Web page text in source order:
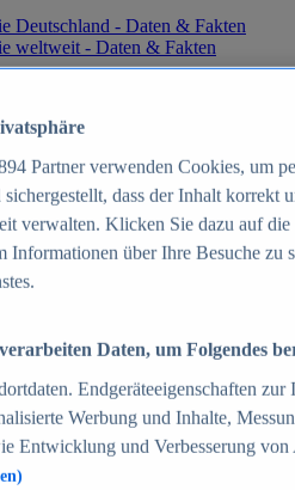
Deutschland - Daten & Fakten
weltweit - Daten & Fakten
Zum Report
des Umsatzes in
in Deutschland und weltweit
Top-50 Online Shops in
Zahlungsverfahren in
im Online-Handel in
Partner verwenden Cookies, um
dass der Inhalt korrekt
verwalten. Klicken Sie dazu auf
Informationen über Ihre Besuche
Daten, um Folgendes
Endgeräteeigenschaften
Werbung und Inhalte,
Entwicklung und Verbesserung von